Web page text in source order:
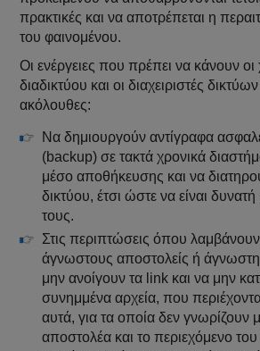
πρακτικές και να αποτρέπεται η
του φαινομένου.
Οι ενέργειες που πρέπει να κάνουν οι
διαδικτύου και οι διαχειριστές δικτύων
ακόλουθες:
Να δημιουργούν αντίγραφα
(backup) σε τακτά χρονικά
μέσο αποθήκευσης και να
δικτύου, έτσι ώστε να είναι
τους.
Στις περιπτώσεις όπου
άγνωστους αποστολείς ή
μην ανοίγουν τα link και να μην
συνημμένα αρχεία, που
αυτά, για τα οποία δεν γνωρίζουν
αποστολέα και το περιεχόμενο